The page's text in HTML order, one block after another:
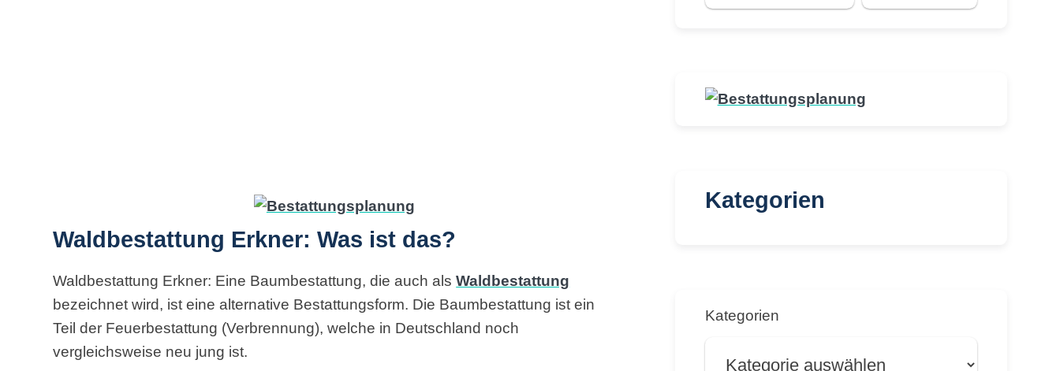
Waldbestattung Erkner: Was ist das?
Waldbestattung Erkner: Eine Baumbestattung, die auch alsWaldbestattung
bezeichnet wird, ist eine alternative Bestattungsform. Die Baumbestattung ist ein
Teil der Feuerbestattung (Verbrennung), welche in Deutschland noch
vergleichsweise neu jung ist.
Kategorien
Kategorien